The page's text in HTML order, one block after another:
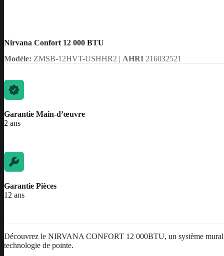
Nirvana Confort 12 000 BTU
Modèle: ZMSB-12HVT-USHHR2 | AHRI 216032521
Garantie Main-d’œuvre
2 ans
Garantie Pièces
12 ans
Découvrez le NIRVANA CONFORT 12 000BTU, un système mural
technologie de pointe.